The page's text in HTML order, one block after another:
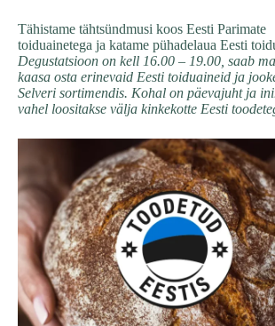
Tähistame tähtsündmusi koos Eesti Parimate
toiduainetega ja katame pühadelaua Eesti
Degustatsioon on kell 16.00 – 19.00, saab
kaasa osta erinevaid Eesti toiduaineid ja
Selveri sortimendis. Kohal on päevajuht ja
vahel loositakse välja kinkekotte Eesti